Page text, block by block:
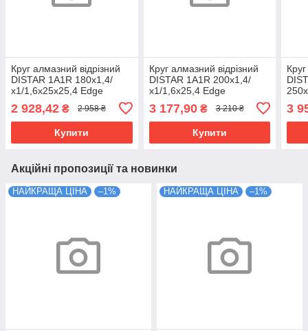
Круг алмазний відрізний
DISTAR 1А1R 180x1,4/
х1/1,6х25х25,4 Edge
2 928,42 ₴ 2 958 ₴
Купити
Круг алмазний відрізний
DISTAR 1А1R 200x1,4/
х1/1,6х25,4 Edge
3 177,90₴ 3 210 ₴
Купити
3
Акційні пропозиції та новинки
НАЙКРАЩА ЦІНА –1% НАЙКРАЩА ЦІНА –1%